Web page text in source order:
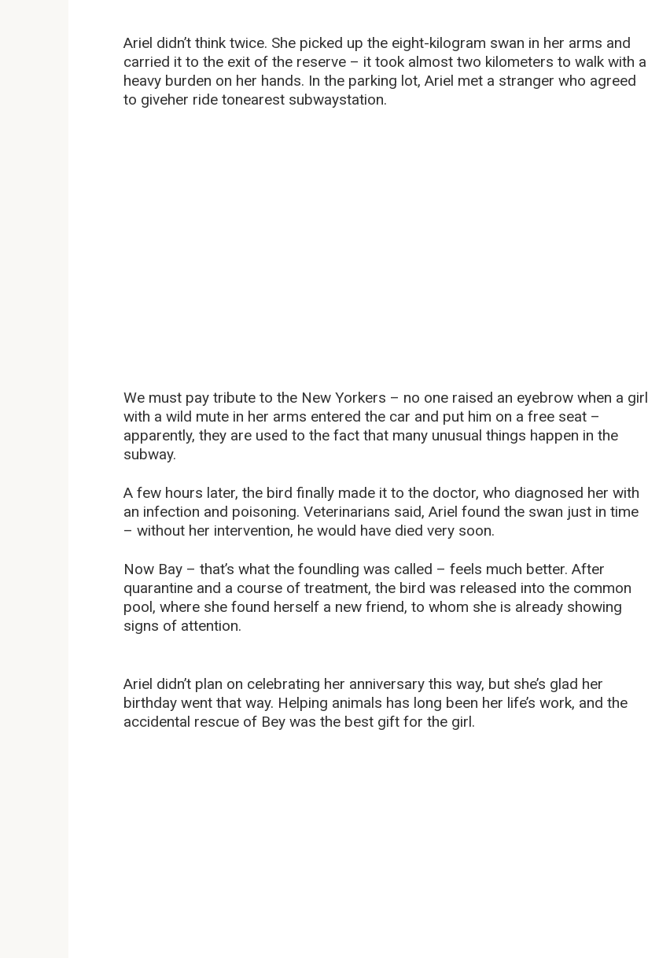
Ariel didn’t think twice. She picked up the eight-kilogram swan in her arms and
carried it to the exit of the reserve – it took almost two kilometers to walk with a
heavy burden on her hands. In the parking lot, Ariel met a stranger who agreed
to giveher ride tonearest subwaystation.
We must pay tribute to the New Yorkers – no one raised an eyebrow when a girl
with a wild mute in her arms entered the car and put him on a free seat –
apparently, they are used to the fact that many unusual things happen in the
subway.
A few hours later, the bird finally made it to the doctor, who diagnosed her with
an infection and poisoning. Veterinarians said, Ariel found the swan just in time
– without her intervention, he would have died very soon.
Now Bay – that’s what the foundling was called – feels much better. After
quarantine and a course of treatment, the bird was released into the common
pool, where she found herself a new friend, to whom she is already showing
signs of attention.
Ariel didn’t plan on celebrating her anniversary this way, but she’s glad her
birthday went that way. Helping animals has long been her life’s work, and the
accidental rescue of Bey was the best gift for the girl.